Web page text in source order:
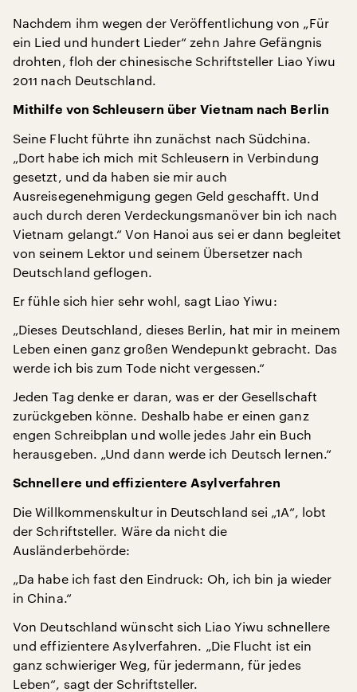
Nachdem ihm wegen der Veröffentlichung von „Für
ein Lied und hundert Lieder“ zehn Jahre Gefängnis
drohten, floh der chinesische Schriftsteller Liao Yiwu
2011 nach Deutschland.
Mithilfe von Schleusern über Vietnam nach Berlin
Seine Flucht führte ihn zunächst nach Südchina.
„Dort habe ich mich mit Schleusern in Verbindung
gesetzt, und da haben sie mir auch
Ausreisegenehmigung gegen Geld geschafft. Und
auch durch deren Verdeckungsmanöver bin ich nach
Vietnam gelangt.“ Von Hanoi aus sei er dann begleitet
von seinem Lektor und seinem Übersetzer nach
Deutschland geflogen.
Er fühle sich hier sehr wohl, sagt Liao Yiwu:
„Dieses Deutschland, dieses Berlin, hat mir in meinem
Leben einen ganz großen Wendepunkt gebracht. Das
werde ich bis zum Tode nicht vergessen.“
Jeden Tag denke er daran, was er der Gesellschaft
zurückgeben könne. Deshalb habe er einen ganz
engen Schreibplan und wolle jedes Jahr ein Buch
herausgeben. „Und dann werde ich Deutsch lernen.“
Schnellere und effizientere Asylverfahren
Die Willkommenskultur in Deutschland sei „1A“, lobt
der Schriftsteller. Wäre da nicht die
Ausländerbehörde:
„Da habe ich fast den Eindruck: Oh, ich bin ja wieder
in China.“
Von Deutschland wünscht sich Liao Yiwu schnellere
und effizientere Asylverfahren. „Die Flucht ist ein
ganz schwieriger Weg, für jedermann, für jedes
Leben“, sagt der Schriftsteller.